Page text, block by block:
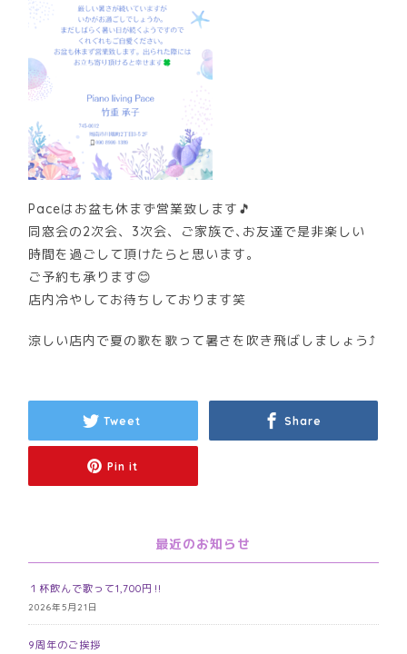
Paceはお盆も休まず営業致します🎵
同窓会の2次会、3次会、ご家族で､お友達で是非楽しい
時間を過ごして頂けたらと思います。
ご予約も承ります😊
店内冷やしてお待ちしております笑
涼しい店内で夏の歌を歌って暑さを吹き飛ばしましょう⤴️
Tweet Share
Pin it
最近のお知らせ
１杯飲んで歌って1,700円‼️
2026年5月21日
9周年のご挨拶